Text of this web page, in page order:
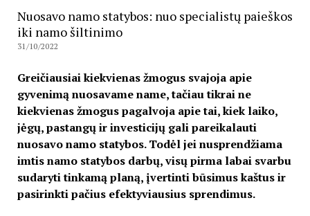
Nuosavo namo statybos: nuo specialistų paieškos
iki namo šiltinimo
31/10/2022
Greičiausiai kiekvienas žmogus svajoja apie
gyvenimą nuosavame name, tačiau tikrai ne
kiekvienas žmogus pagalvoja apie tai, kiek laiko,
jėgų, pastangų ir investicijų gali pareikalauti
nuosavo namo statybos. Todėl jei nusprendžiama
imtis namo statybos darbų, visų pirma labai svarbu
sudaryti tinkamą planą, įvertinti būsimus kaštus ir
pasirinkti pačius efektyviausius sprendimus.